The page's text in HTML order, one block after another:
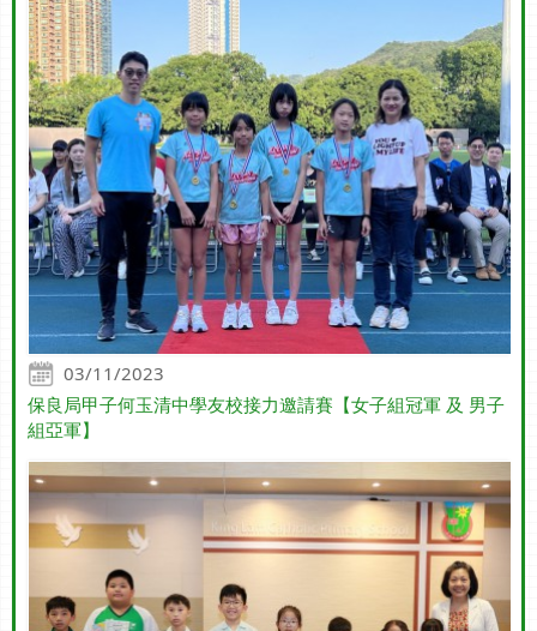
03/11/2023
保良局甲子何玉清中學友校接力邀請賽【女子組冠軍 及 男子
組亞軍】